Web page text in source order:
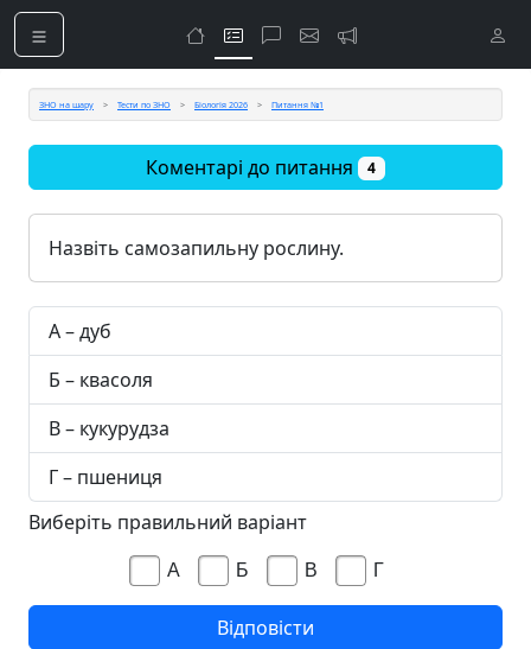
ЗНО на шару Тести по ЗНО Біологія 2026 Питання №1
Коментарі до питання 4
Назвіть самозапильну рослину.
А – дуб
Б – квасоля
В – кукурудза
Г – пшениця
Виберіть правильний варіант
А Б В Г